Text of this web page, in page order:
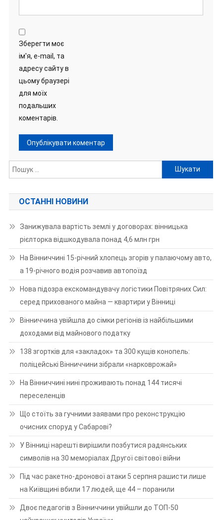
Зберегти моє
ім'я, e-mail, та
адресу сайту в
цьому браузері
для моїх
подальших
коментарів.
Пошук:
ОСТАННІ НОВИНИ
Занижувала вартість землі у договорах: вінницька
рієлторка відшкодувала понад 4,6 млн грн
На Вінниччині 15-річний хлопець згорів у палаючому авто,
а 19-річного водія розчавив автопоїзд
Нова підозра екскомандувачу логістики Повітряних Сил:
серед прихованого майна — квартири у Вінниці
Вінниччина увійшла до сімки регіонів із найбільшими
доходами від майнового податку
138 згортків для «закладок» та 300 кущів конопель:
поліцейські Вінниччини зібрали «нарковрожай»
На Вінниччині нині проживають понад 144 тисячі
переселенців
Що стоїть за гучними заявами про реконструкцію
очисних споруд у Сабарові?
У Вінниці нарешті вирішили позбутися радянських
символів на 30 меморіалах Другої світової війни
Під час ракетно-дронової атаки 5 серпня рашисти лише
на Київщині вбили 17 людей, ще 44 – поранили
Двоє педагогів з Вінниччини увійшли до ТОП-50